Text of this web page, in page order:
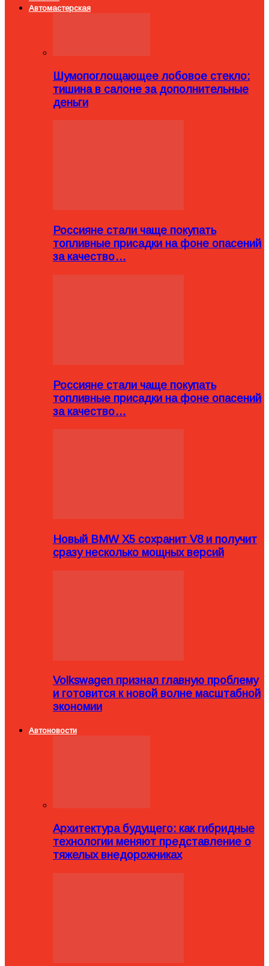
Автомастерская
Шумопоглощающее лобовое стекло:
тишина в салоне за дополнительные
деньги
Россияне стали чаще покупать
топливные присадки на фоне опасений
за качество…
Россияне стали чаще покупать
топливные присадки на фоне опасений
за качество…
Новый BMW X5 сохранит V8 и получит
сразу несколько мощных версий
Volkswagen признал главную проблему
и готовится к новой волне масштабной
экономии
Автоновости
Архитектура будущего: как гибридные
технологии меняют представление о
тяжелых внедорожниках